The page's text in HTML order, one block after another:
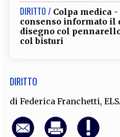
DIRITTO / Colpa medica
consenso informato il
disegno col
col bisturi
DIRITTO
diFederica Franchetti,